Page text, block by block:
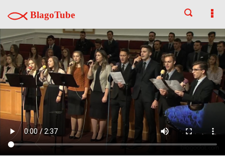
BlagoTube